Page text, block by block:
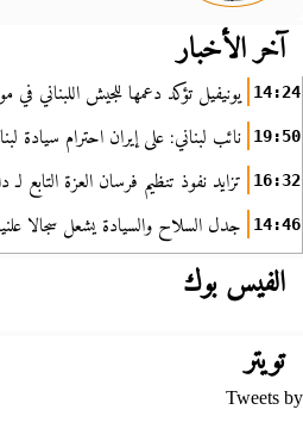
آخر الأخبار
14:24 يونيفيل تؤكد دعمها للجيش اللبناني
19:50 نائب لبناني: على إيران احترام سيادة
16:32 تزايد نفوذ تنظيم فرسان العزة
14:46 جدل السلاح والسيادة يشعل سجالا
الفيس بوك
تويتر
Tweets by